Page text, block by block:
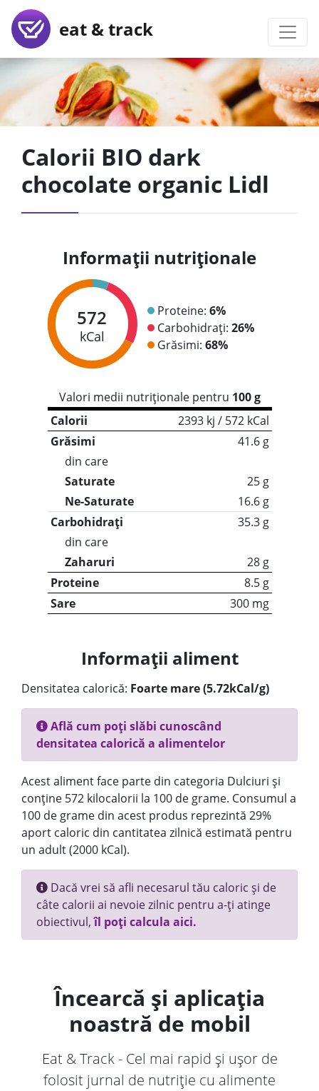
eat & track
Calorii BIO dark
chocolate organic Lidl
Informații nutriționale
572
kCal
Proteine: 6%
Carbohidrați: 26%
Grăsimi: 68%
Valori medii nutriționale pentru 100 g
Calorii
2393 kj / 572 kCal
Grăsimi
41.6 g
din care
Saturate
25 g
Ne-Saturate
16.6 g
Carbohidrați
35.3 g
din care
Zaharuri
28 g
Proteine
8.5 g
Sare
300 mg
Informații aliment
Densitatea calorică: Foarte mare (5.72kCal/g)
Află cum poți slăbi cunoscând
densitatea calorică a alimentelor
Acest aliment face parte din categoria Dulciuri și
conține 572 kilocalorii la 100 de grame. Consumul a
100 de grame din acest produs reprezintă 29%
aport caloric din cantitatea zilnică estimată pentru
un adult (2000 kCal).
Dacă vrei să afli necesarul tău caloric și de
câte calorii ai nevoie zilnic pentru a-ți atinge
obiectivul,îl poți calcula aici.
Încearcă și aplicația
noastră de mobil
Eat & Track - Cel mai rapid și ușor de
folosit jurnal de nutriție cu alimente